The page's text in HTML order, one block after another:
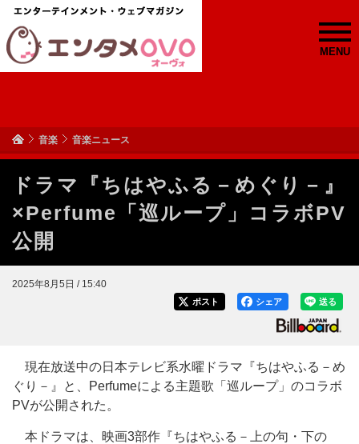
MENU
音楽 音楽ニュース
ドラマ『ちはやふる－めぐり－』
×Perfume「巡ループ」コラボPV
公開
2025年8月5日 / 15:40
送る
シェア
ポスト
現在放送中の日本テレビ系水曜ドラマ『ちはやふる－め
ぐり－』と、Perfumeによる主題歌「巡ループ」のコラボ
PVが公開された。
本ドラマは、映画3部作『ちはやふる－上の句・下の